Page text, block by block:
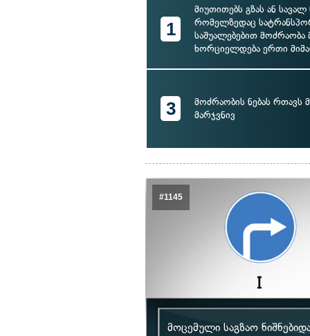
1
მიუთითებს გზას ან
რომელზედაც
საშუალებებით მოძრაობა
ხორციელდება ერთი
3
მოძრაობის ნებას
მარჯვნივ
#1145
მოცემული საგზაო